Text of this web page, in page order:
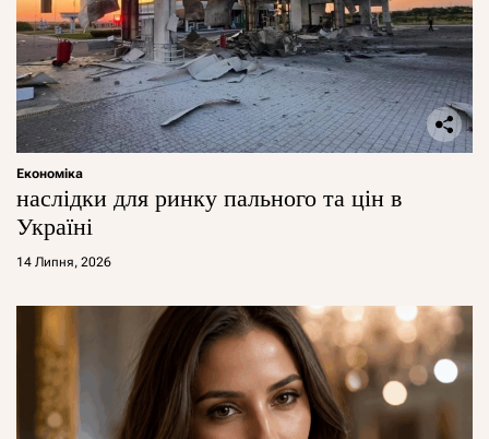
Економіка
наслідки для ринку пального та цін в
Україні
14 Липня, 2026